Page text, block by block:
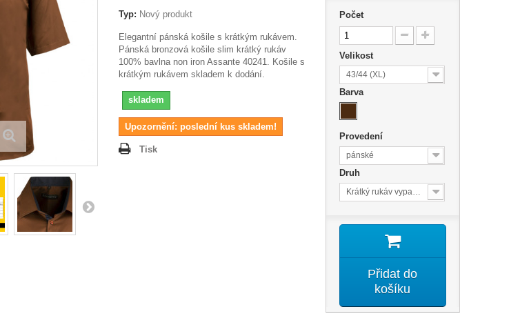
Typ: Nový produkt
Elegantní pánská košile s krátkým rukávem.
Pánská bronzová košile slim krátký rukáv
100% bavlna non iron Assante 40241. Košile s
krátkým rukávem skladem k dodání.
skladem
Upozornění: poslední kus skladem!
Tisk
Počet
Velikost
43/44 (XL)
Barva
Provedení
pánské
Druh
Krátký rukáv vypasovaný střih
Přidat do
košíku